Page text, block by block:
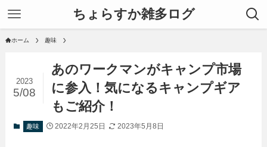
ちょらすか雑多ログ
ホーム 趣味
あのワークマンがキャンプ市場
に参入！気になるキャンプギア
もご紹介！
2023
5/08
趣味 2022年2月25日 2023年5月8日